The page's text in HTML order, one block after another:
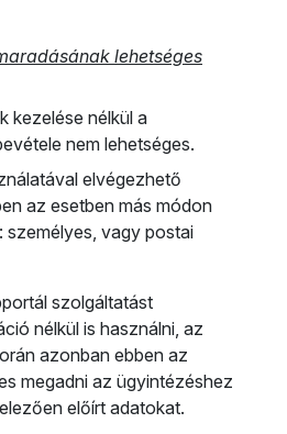
lehetséges
kezelése nélkül a
nem lehetséges.
elvégezhető
az esetben más módon
személyes, vagy postai
szolgáltatást
nélkül is használni, az
azonban ebben az
megadni az ügyintézéshez
előírt adatokat.